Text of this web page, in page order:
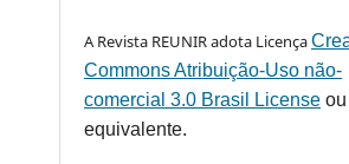
A Revista REUNIR adota Licença
Commons Atribuição-Uso não-
comercial 3.0 Brasil License
equivalente.